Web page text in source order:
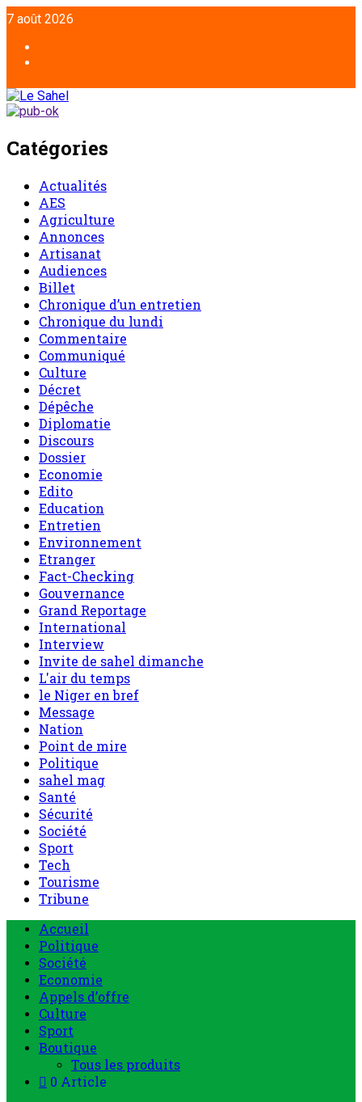
7 août 2026
Catégories
Actualités
AES
Agriculture
Annonces
Artisanat
Audiences
Billet
Chronique d’un entretien
Chronique du lundi
Commentaire
Communiqué
Culture
Décret
Dépêche
Diplomatie
Discours
Dossier
Economie
Edito
Education
Entretien
Environnement
Etranger
Fact-Checking
Gouvernance
Grand Reportage
International
Interview
Invite de sahel dimanche
L'air du temps
le Niger en bref
Message
Nation
Point de mire
Politique
sahel mag
Santé
Sécurité
Société
Sport
Tech
Tourisme
Tribune
Accueil
Politique
Société
Economie
Appels d’offre
Culture
Sport
Boutique
Tous les produits
0 Article